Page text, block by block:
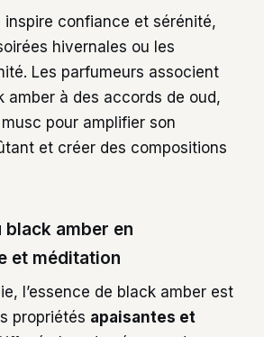
confiance et sérénité,
hivernales ou les
Les parfumeurs associent
amber à des accords de oud,
pour amplifier son
et créer des compositions
black amber en
et méditation
l’essence de black amber est
propriétés apaisantes et